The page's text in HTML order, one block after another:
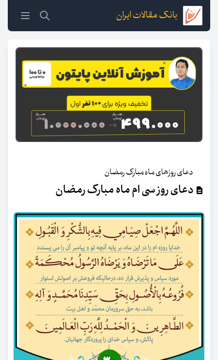
بانک مقالات ایران
دعای روزهای ماه مبارک رمضان
دعای روز سی ام ماه مبارک رمضان